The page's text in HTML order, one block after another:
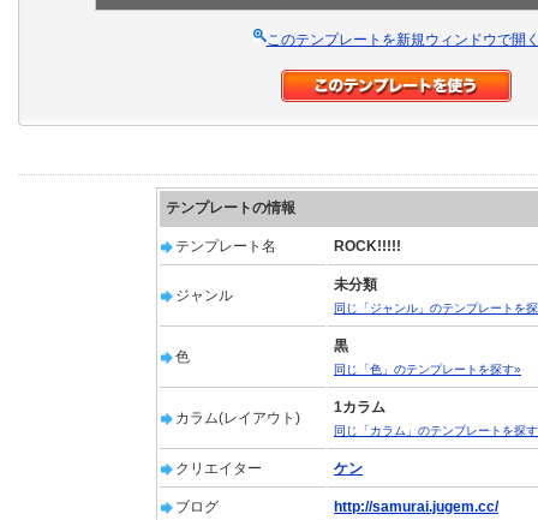
このテンプレートを新規ウィンドウで開
テンプレートの情報
テンプレート名 ROCK!!!!!
ジャンル
未分類
同じ「ジャンル」のテンプレートを
色
黒
同じ「色」のテンプレートを探す»
カラム(レイアウト)
1カラム
同じ「カラム」のテンプレートを探
クリエイター ケン
ブログ http://samurai.jugem.cc/